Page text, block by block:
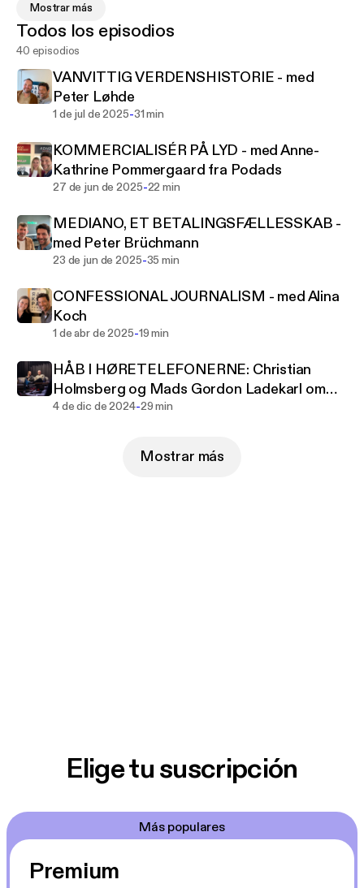
erfaringer og oplevelser og giver fifs og gode råd til
hvordan du skaber den bedste podcast!Læs og lær
mere:https://www.nordicpodcastacademy.dkK
bogen:
http://samfundslitteratur.dk/podcastbogenV
Dorte PalleProducer: Tor Arnbjørnkomponist:
Mostrar más
Todos los episodios
40 episodios
VANVITTIG VERDENSHISTORIE - med
Peter Løhde
1 de jul de 2025-31 min
KOMMERCIALISÉR PÅ LYD - med Anne-
Kathrine Pommergaard fra Podads
27 de jun de 2025-22 min
MEDIANO, ET BETALINGSFÆLLESSKAB -
med Peter Brüchmann
23 de jun de 2025-35 min
CONFESSIONAL JOURNALISM - med Alina
Koch
1 de abr de 2025-19 min
HÅB I HØRETELEFONERNE: Christian
Holmsberg og Mads Gordon Ladekarl om
Venner med kræft
4 de dic de 2024-29 min
Mostrar más
Elige tu suscripción
Más populares
Premium